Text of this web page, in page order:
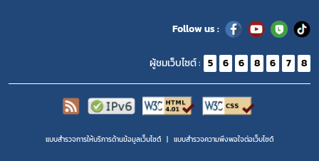
Follow us :
ผู้ชมเว็บไซต์ : 5 6 6 8 6 7 8
แบบสำรวจการให้บริการด้านข้อมูลเว็บไซต์ แบบสำรวจความพีงพอใจต่อเว็บไซต์